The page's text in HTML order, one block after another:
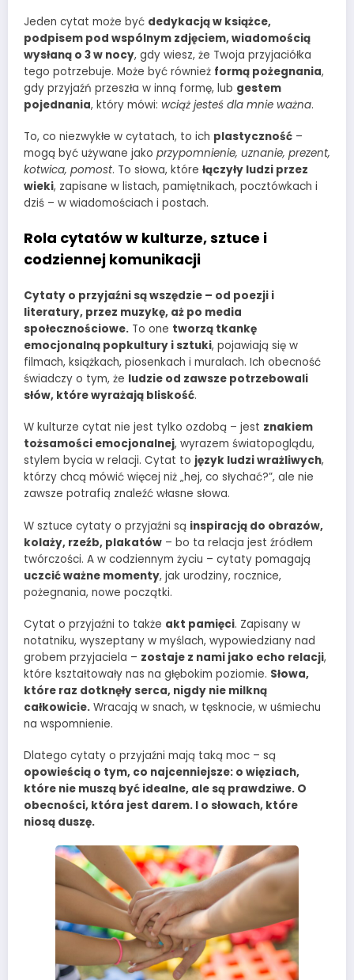
Jeden cytat może być dedykacją w książce,
podpisem pod wspólnym zdjęciem, wiadomością
wysłaną o 3 w nocy, gdy wiesz, że Twoja przyjaciółka
tego potrzebuje. Może być również formą pożegnania,
gdy przyjaźń przeszła w inną formę, lub gestem
pojednania, który mówi: wciąż jesteś dla mnie ważna.
To, co niezwykłe w cytatach, to ich plastyczność –
mogą być używane jako przypomnienie, uznanie, prezent,
kotwica, pomost. To słowa, które łączyły ludzi przez
wieki, zapisane w listach, pamiętnikach, pocztówkach i
dziś – w wiadomościach i postach.
Rola cytatów w kulturze, sztuce i
codziennej komunikacji
Cytaty o przyjaźni są wszędzie – od poezji i
literatury, przez muzykę, aż po media
społecznościowe. To one tworzą tkankę
emocjonalną popkultury i sztuki, pojawiają się w
filmach, książkach, piosenkach i muralach. Ich obecność
świadczy o tym, że ludzie od zawsze potrzebowali
słów, które wyrażają bliskość.
W kulturze cytat nie jest tylko ozdobą – jest znakiem
tożsamości emocjonalnej, wyrazem światopoglądu,
stylem bycia w relacji. Cytat to język ludzi wrażliwych,
którzy chcą mówić więcej niż „hej, co słychać?”, ale nie
zawsze potrafią znaleźć własne słowa.
W sztuce cytaty o przyjaźni są inspiracją do obrazów,
kolaży, rzeźb, plakatów – bo ta relacja jest źródłem
twórczości. A w codziennym życiu – cytaty pomagają
uczcić ważne momenty, jak urodziny, rocznice,
pożegnania, nowe początki.
Cytat o przyjaźni to także akt pamięci. Zapisany w
notatniku, wyszeptany w myślach, wypowiedziany nad
grobem przyjaciela – zostaje z nami jako echo relacji,
które kształtowały nas na głębokim poziomie. Słowa,
które raz dotknęły serca, nigdy nie milkną
całkowicie. Wracają w snach, w tęsknocie, w uśmiechu
na wspomnienie.
Dlatego cytaty o przyjaźni mają taką moc – są
opowieścią o tym, co najcenniejsze: o więziach,
które nie muszą być idealne, ale są prawdziwe. O
obecności, która jest darem. I o słowach, które
niosą duszę.